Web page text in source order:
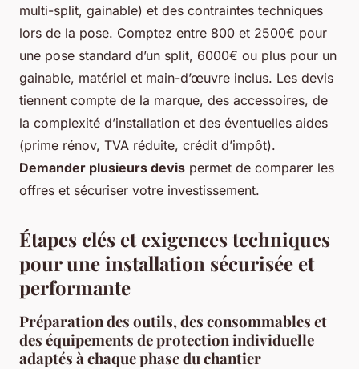
multi-split, gainable) et des contraintes techniques
lors de la pose. Comptez entre 800 et 2500€ pour
une pose standard d’un split, 6000€ ou plus pour un
gainable, matériel et main-d’œuvre inclus. Les devis
tiennent compte de la marque, des accessoires, de
la complexité d’installation et des éventuelles aides
(prime rénov, TVA réduite, crédit d’impôt).
Demander plusieurs devis permet de comparer les
offres et sécuriser votre investissement.
Étapes clés et exigences techniques
pour une installation sécurisée et
performante
Préparation des outils, des consommables et
des équipements de protection individuelle
adaptés à chaque phase du chantier